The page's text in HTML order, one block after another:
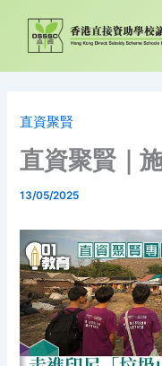
要
直資聚賢
直資聚賢｜
13/05/2025